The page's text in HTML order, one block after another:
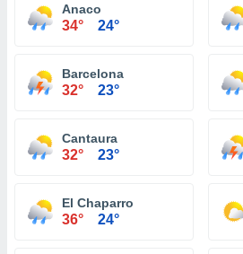
Anaco
34° 24°
Barcelona
32° 23°
Cantaura
32° 23°
El Chaparro
36° 24°